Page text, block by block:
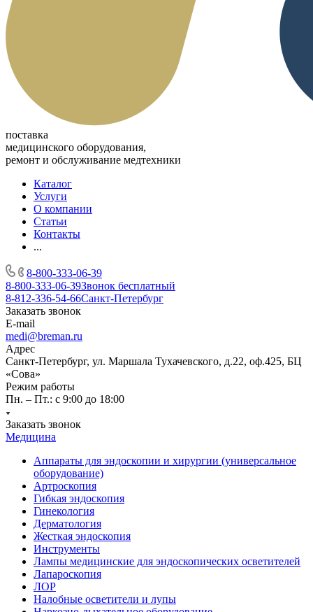
поставка
медицинского оборудования,
ремонт и обслуживание медтехники
Каталог
Услуги
О компании
Статьи
Контакты
...
8-800-333-06-39
8-800-333-06-39Звонок бесплатный
8-812-336-54-66Санкт-Петербург
Заказать звонок
E-mail
medi@breman.ru
Адрес
Санкт-Петербург, ул. Маршала Тухачевского, д.22, оф.425, БЦ
«Сова»
Режим работы
Пн. – Пт.: с 9:00 до 18:00
Заказать звонок
Медицина
Аппараты для эндоскопии и хирургии (универсальное
оборудование)
Артроскопия
Гибкая эндоскопия
Гинекология
Дерматология
Жесткая эндоскопия
Инструменты
Лампы медицинские для эндоскопических осветителей
Лапароскопия
ЛОР
Налобные осветители и лупы